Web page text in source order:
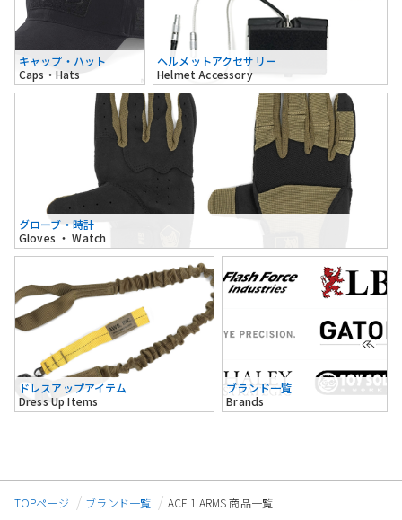
キャップ・ハット
Caps・Hats
ヘルメットアクセサリー
Helmet Accessory
グローブ・時計
Gloves ・ Watch
ドレスアップアイテム
Dress Up Items
ブランド一覧
Brands
TOPページ ブランド一覧 ACE 1 ARMS 商品一覧